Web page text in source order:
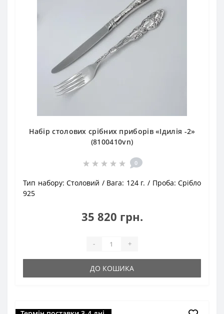
Набір столових срібних приборів «Ідилія -2»
(8100410vn)
0
Тип набору: Столовий Вага: 124 г. Проба: Срібло
925
35 820 грн.
- +
ДО КОШИКА